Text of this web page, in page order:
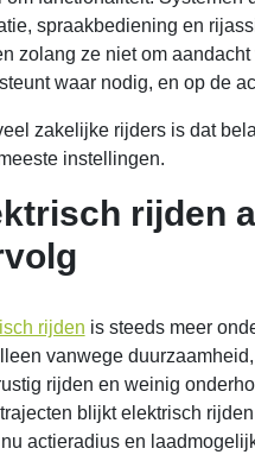
spraakbediening en
zolang ze niet om
waar nodig, en op de
zakelijke rijders is dat
instellingen.
rijden
rijden is steeds meer
vanwege
rijden en weinig
blijkt elektrisch
actieradius en